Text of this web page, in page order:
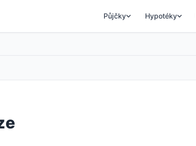
Půjčky Hypotéky